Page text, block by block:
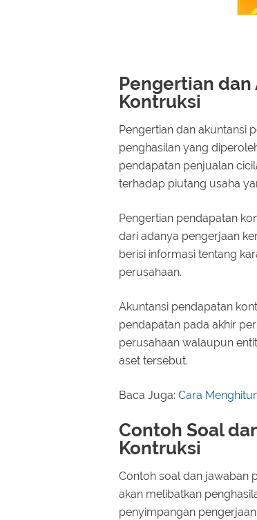
Pengertian
Kontruksi
Pengertian dan akuntansi
penghasilan yang
pendapatan penjualan
terhadap piutang usaha
Pengertian pendapatan
dari adanya pengerjaan
berisi informasi tentang
perusahaan.
Akuntansi pendapatan
pendapatan pada akhir
perusahaan walaupun
aset tersebut.
Baca Juga: Cara
Contoh Soal
Kontruksi
Contoh soal dan jawaban
akan melibatkan
penyimpangan